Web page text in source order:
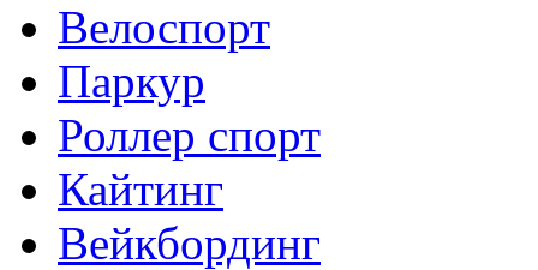
Велоспорт
Паркур
Роллер спорт
Кайтинг
Вейкбординг